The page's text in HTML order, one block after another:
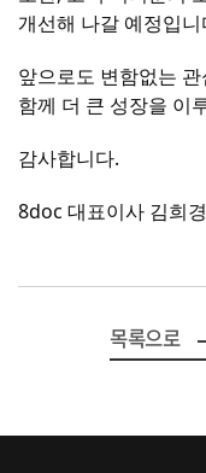
개선해 나갈 예정입니
앞으로도 변함없는
함께 더 큰 성장을 이
감사합니다.
8doc 대표이사 김희
목록으로